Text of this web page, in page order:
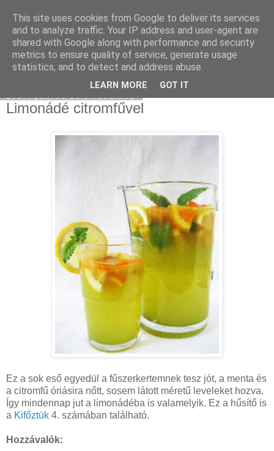
Moha Konyha
Limonádé citromfűvel
Ez a sok eső egyedül a fűszerkertemnek tesz jót, a menta és
a citromfű óriásira nőtt, sosem látott méretű leveleket hozva.
Így mindennap jut a limonádéba is valamelyik. Ez a hűsítő is
a Kifőztük 4. számában található.
Hozzávalók:
This site uses cookies from Google to deliver its services
and to analyze traffic. Your IP address and user-agent are
shared with Google along with performance and security
metrics to ensure quality of service, generate usage
statistics, and to detect and address abuse.
LEARN MORE GOT IT